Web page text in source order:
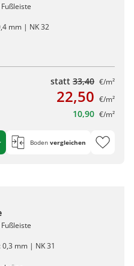
mm | NK 32
statt 33,40 €/m²
22,50 €/m²
10,90 €/m²
Boden vergleichen
mm | NK 31